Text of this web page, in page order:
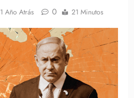
1 Año Atrás 0 21 Minutos